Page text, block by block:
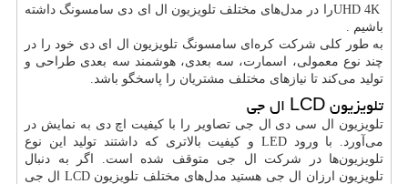
UHD 4Kرا در مدل‌های مختلف تلویزیون ال ای دی سامسونگ داشته
باشیم
به طور کلی شرکت کره‌ای سامسونگ تلویزیون ال ای دی خود را در
چند نوع معمولی، اسمارت، سه بعدی، هوشمند سه بعدی طراحی و
تولید می‌کند تا نیازهای مختلف مشتریان را پاسخگو باشد.
تلویزیونLCD ال جی
تلویزیون ال سی دی ال جی تصاویر را با کیفیت اچ دی به نمایش در
می‌آورد. با ورود
LED و کیفیت بالاتری که داشتند تولید این نوع
تلویزیون‌ها در شرکت ال جی متوقف شده است. اگر به دنبال
تلویزیون ارزان ال جی هستید مدل‌های مختلف تلویزیون LCD ال جی